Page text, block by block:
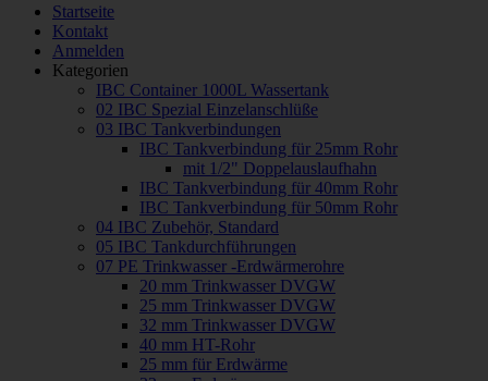
Startseite
Kontakt
Anmelden
Kategorien
IBC Container 1000L Wassertank
02 IBC Spezial Einzelanschlüße
03 IBC Tankverbindungen
IBC Tankverbindung für 25mm Rohr
mit 1/2" Doppelauslaufhahn
IBC Tankverbindung für 40mm Rohr
IBC Tankverbindung für 50mm Rohr
04 IBC Zubehör, Standard
05 IBC Tankdurchführungen
07 PE Trinkwasser -Erdwärmerohre
20 mm Trinkwasser DVGW
25 mm Trinkwasser DVGW
32 mm Trinkwasser DVGW
40 mm HT-Rohr
25 mm für Erdwärme